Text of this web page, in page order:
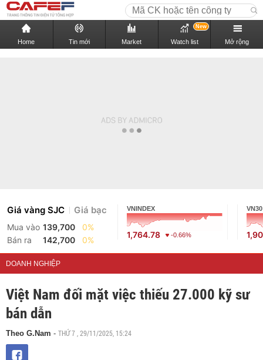
Home Tin mới Market Watch list
New
Mở rộng
Giá vàng SJC Giá bạc
Mua vào 139,700
0%
Bán ra
142,700 0%
VNINDEX
1,764.78 -0.66%
VN30
DOANH NGHIỆP
Việt Nam đối mặt việc thiếu 27.000 kỹ sư
bán dẫn
Theo G.Nam - THỨ 7 , 29/11/2025, 15:24